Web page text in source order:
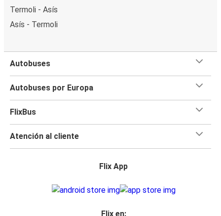
Termoli - Asís
Asís - Termoli
Autobuses
Autobuses por Europa
FlixBus
Atención al cliente
Flix App
Flix en: